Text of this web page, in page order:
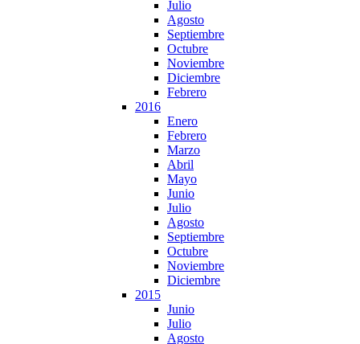
Julio
Agosto
Septiembre
Octubre
Noviembre
Diciembre
Febrero
2016
Enero
Febrero
Marzo
Abril
Mayo
Junio
Julio
Agosto
Septiembre
Octubre
Noviembre
Diciembre
2015
Junio
Julio
Agosto